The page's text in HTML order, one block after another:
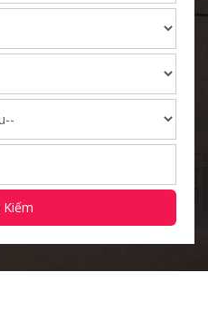
Kiếm